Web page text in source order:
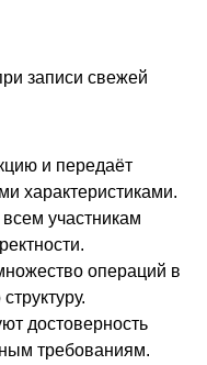
записи свежей
и передаёт
характеристиками.
участникам
операций в
достоверность
требованиям.